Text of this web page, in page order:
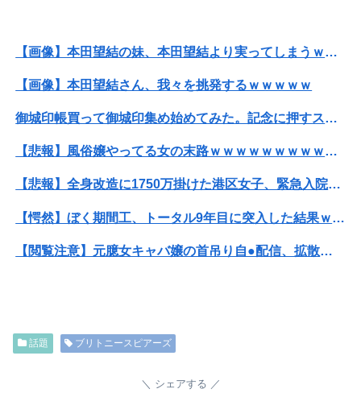
【画像】本田望結の妹、本田望結より実ってしまうｗｗｗｗｗ
【画像】本田望結さん、我々を挑発するｗｗｗｗｗ
御城印帳買って御城印集め始めてみた。記念に押すスタンプのようなものね
【悲報】風俗嬢やってる女の末路ｗｗｗｗｗｗｗｗｗｗｗ
【悲報】全身改造に1750万掛けた港区女子、緊急入院でNHK報道局との合コンをキャンセル
【愕然】ぼく期間工、トータル9年目に突入した結果ｗｗｗｗｗｗｗｗｗｗ
【閲覧注意】元臆女キャバ嬢の首吊り自●配信、拡散されまくって終わるｗｗｗｗｗｗｗ
話題 ブリトニースピアーズ
シェアする